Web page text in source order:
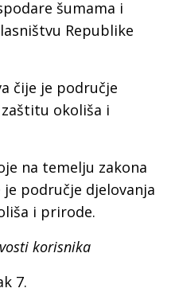
šumama i
Republike
čije je područje
okoliša i
na temelju zakona
područje djelovanja
i prirode.
korisnika
7.